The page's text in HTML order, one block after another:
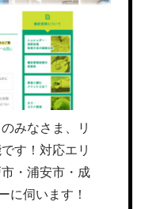
みなさま、リ
す！対応エリ
・浦安市・成
に伺います！